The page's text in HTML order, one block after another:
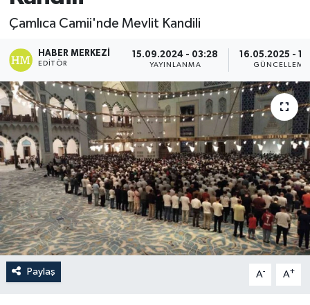
Çamlıca Camii'nde Mevlit Kandili
HABER MERKEZI
EDITÖR
15.09.2024 - 03:28
YAYINLANMA
16.05.2025 -
GÜNCELLEME
Paylaş A- A+